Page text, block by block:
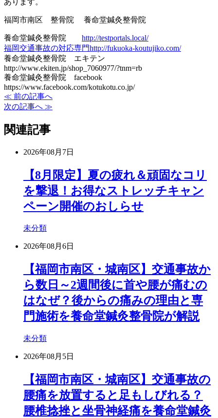
福岡市南区 整骨院 養命堂鍼灸整骨院
養命堂鍼灸整骨院 http://testportals.local/
福岡交通事故の対応専門http://fukuoka-koutujiko.com/
養命堂鍼灸整骨院 エキテン
http://www.ekiten.jp/shop_7060977/?tnm=rb
養命堂鍼灸整骨院 facebook
https://www.facebook.com/kotukotu.co.jp/
≪ 前の記事へ
次の記事へ ≫
関連記事
2026年08月7日
【8月限定】夏の疲れ＆頑固なコリ
を撃退！お得なストレッチキャン
ペーン開催のおしらせ
未分類
2026年08月6日
【福岡市南区・城南区】交通事故か
ら数日～2週間後に首や腰が痛むの
はなぜ？後からの痛みの理由と専
門施術を養命堂鍼灸整骨院が解説
未分類
2026年08月5日
【福岡市南区・城南区】交通事故の
腰痛を放置すると足もしびれる？
腰椎捻挫と坐骨神経痛を養命堂鍼灸